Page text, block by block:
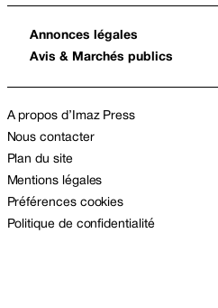
Annonces légales
Avis & Marchés publics
A propos d’Imaz Press
Nous contacter
Plan du site
Mentions légales
Préférences cookies
Politique de confidentialité